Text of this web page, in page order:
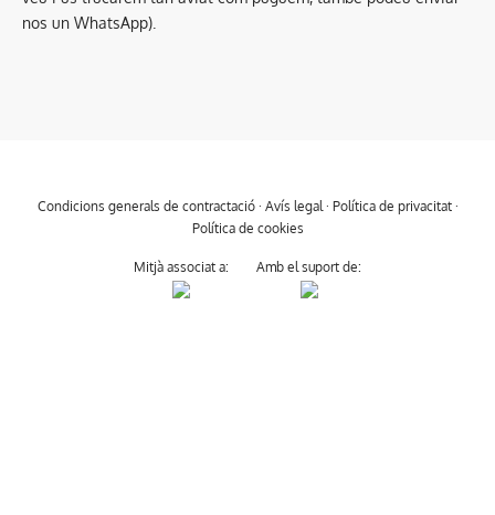
nos un WhatsApp).
Condicions generals de contractació· Avís legal · Política de privacitat·
Política de cookies
Mitjà associat a: Amb el suport de: